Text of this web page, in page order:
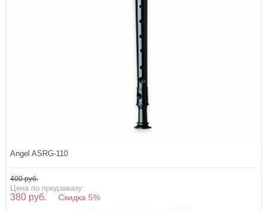
Angel ASRG-110
400 руб.
Цена по предзаказу:
380 руб. Скидка 5%